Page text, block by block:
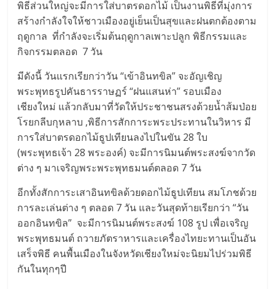
พิธีส่วนใหญ่จะมีการใส่บาตรดอกไม้ เป็นงานพิธีที่มุ่งการ
สร้างกำลังใจให้ชาวเมืองอยู่เย็นเป็นสุขและฝนตกต้องตาม
ฤดูกาล ที่กำลังจะเริ่มต้นฤดูกาลเพาะปลูก พิธีกรรมและ
กิจกรรมตลอด 7 วัน
มีดังนี้ วันแรกเรียกว่าวัน “เข้าอินทขิล” จะอัญเชิญ
พระพุทธรูปคันธารราษฏร์ “ฝนแสนห่า” รอบเมือง
เชียงใหม่ แล้วกลับมาที่วัดให้ประชาชนสรงด้วยน้ำส้มป่อย
โรยกลีบกุหลาบ ,พิธีการสักการะพระประทานในวิหาร มี
การใส่บาตรดอกไม้ธูปเทียนลงไปในขัน 28 ใบ
(พระพุทธเจ้า 28 พระองค์) จะมีการนิมนต์พระสงฆ์จากวัด
ต่าง ๆ มาเจริญพระพระพุทธมนต์ตลอด 7 วัน
อีกทั้งสักการะเสาอินทขิลด้วยดอกไม้ธูปเทียน สมโภชด้วย
การละเล่นต่าง ๆ ตลอด 7 วัน และวันสุดท้ายเรียกว่า “วัน
ออกอินทขิล” จะมีการนิมนต์พระสงฆ์ 108 รูป เพื่อเจริญ
พระพุทธมนต์ ถวายภัตราหารและเครื่องไทยะทานเป็นอัน
เสร็จพิธี คนพื้นเมืองในจังหวัดเชียงใหม่จะนิยมไปร่วมพิธี
กันในทุกๆปี